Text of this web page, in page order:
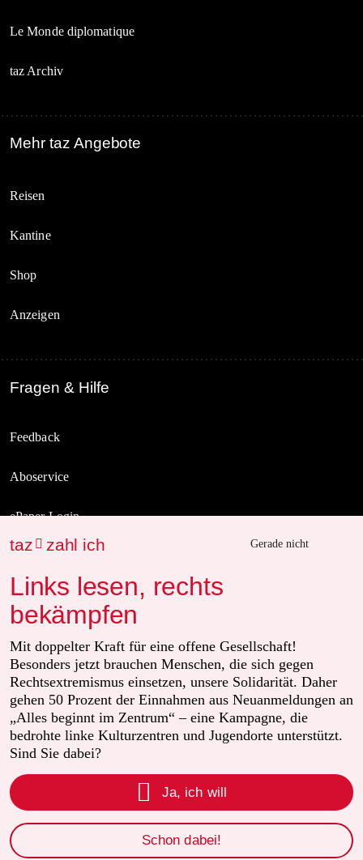
Le Monde diplomatique
taz Archiv
Mehr taz Angebote
Reisen
Kantine
Shop
Anzeigen
Fragen & Hilfe
Feedback
Aboservice
ePaper Login
© 2026 taz Verlags und Vertriebs GmbH
Alle Rechte vorbehalten. Bei rechtlichen Fragen oder für Genehmigungen
wenden Sie sich bitte an
lizenzen@taz.de
Feedback Redaktionsstatut Kommune-Richtlinien KI-Leitlinie
Informant Datenschutz AGB
Einwilligungen widerrufen (Ads)
taz  zahl ich Gerade nicht
Links lesen, rechts
bekämpfen
Mit doppelter Kraft für eine offene Gesellschaft!
Besonders jetzt brauchen Menschen, die sich gegen
Rechtsextremismus einsetzen, unsere Solidarität. Daher
gehen 50 Prozent der Einnahmen aus Neuanmeldungen an
„Alles beginnt im Zentrum“ – eine Kampagne, die
bedrohte linke Kulturzentren und Jugendorte unterstützt.
Sind Sie dabei?
 Ja, ich will
Schon dabei!